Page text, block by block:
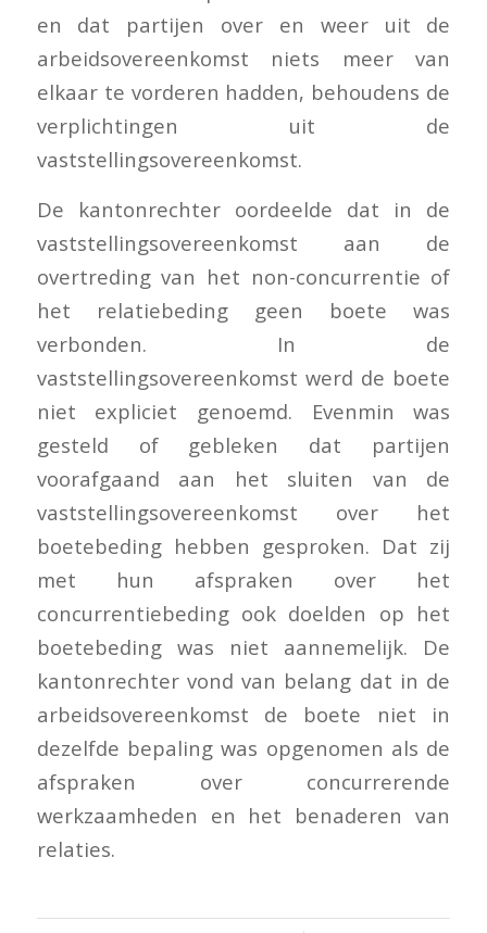
en dat partijen over en weer uit de
arbeidsovereenkomst niets meer van
elkaar te vorderen hadden, behoudens de
verplichtingen uit de
vaststellingsovereenkomst.
De kantonrechter oordeelde dat in de
vaststellingsovereenkomst aan de
overtreding van het non-concurrentie of
het relatiebeding geen boete was
verbonden. In de
vaststellingsovereenkomst werd de boete
niet expliciet genoemd. Evenmin was
gesteld of gebleken dat partijen
voorafgaand aan het sluiten van de
vaststellingsovereenkomst over het
boetebeding hebben gesproken. Dat zij
met hun afspraken over het
concurrentiebeding ook doelden op het
boetebeding was niet aannemelijk. De
kantonrechter vond van belang dat in de
arbeidsovereenkomst de boete niet in
dezelfde bepaling was opgenomen als de
afspraken over concurrerende
werkzaamheden en het benaderen van
relaties.